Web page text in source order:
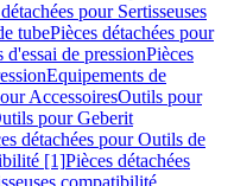
pour Sertisseuses
tubePièces détachées pour
d'essai de pressionPièces
Equipements de
AccessoiresOutils pour
pour Geberit
détachées pour Outils de
[1]Pièces détachées
compatibilité